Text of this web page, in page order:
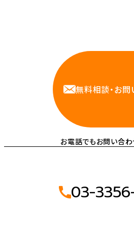
無料相談・お
お電話でもお問い合わ
03-